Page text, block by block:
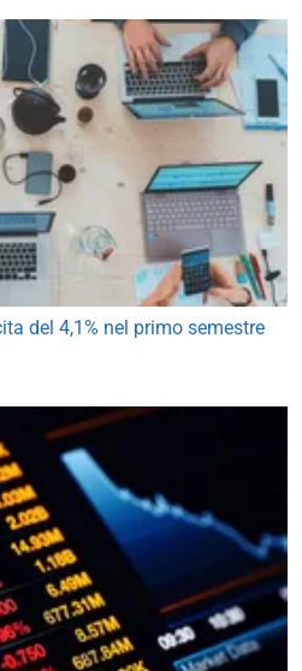
del 4,1% nel primo semestre